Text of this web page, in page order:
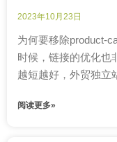
2023年10月23日
为何要移除product-
时候，链接的优化也
越短越好，外贸独立
阅读更多»